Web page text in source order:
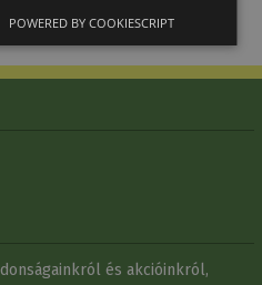
és akcióinkról,
POWERED BY COOKIESCRIPT